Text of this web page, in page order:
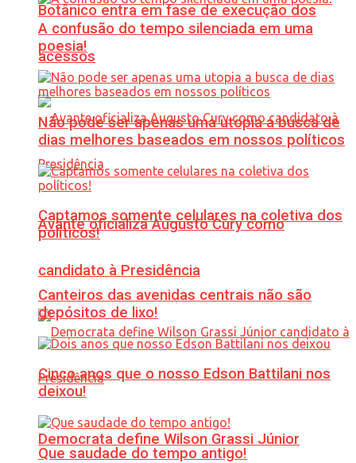
Botânico entra em fase de execução dos
acessos
Avante oficializa Augusto Cury como
candidato à Presidência
Democrata define Wilson Grassi Júnior
A confusão do tempo silenciada em uma
poesia!
Não pode ser apenas uma utopia a busca de
dias melhores baseados em nossos políticos
Captamos somente celulares na coletiva dos
políticos!
Canteiros das avenidas centrais não são
depósitos de lixo!
Cinco anos que o nosso Edson Battilani nos
deixou!
Que saudade do tempo antigo!